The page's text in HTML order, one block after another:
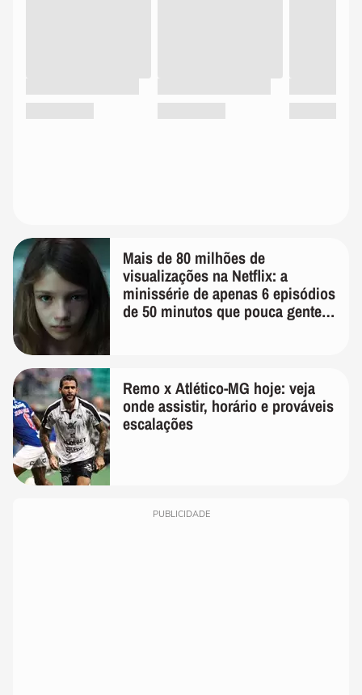
Mais de 80 milhões de
visualizações na Netflix: a
minissérie de apenas 6 episódios
de 50 minutos que pouca gente
Remo x Atlético-MG hoje: veja
onde assistir, horário e prováveis
escalações
PUBLICIDADE